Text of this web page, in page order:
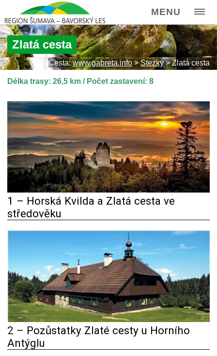
MENU
Zlatá cesta
Cesta:www.gabreta.info>Stezky>Zlatá cesta
Délka trasy: 26,5 km / Počet zastavení: 8
1 – Horská Kvilda a Zlatá cesta ve
středověku
2 – Pozůstatky Zlaté cesty u Horního
Antýglu